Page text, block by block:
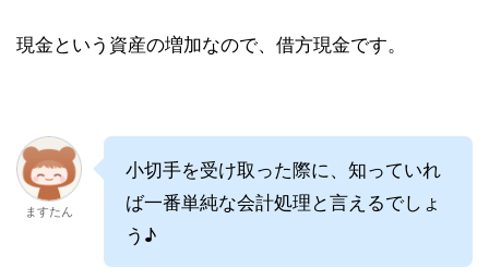
現金という資産の増加なので、借方現金です。
ますたん
小切手を受け取った際に、知っていれ
ば一番単純な会計処理と言えるでしょ
う♪